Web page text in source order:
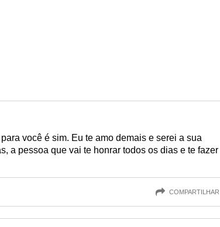
você é sim. Eu te amo demais e serei a sua
a pessoa que vai te honrar todos os dias e te fazer
COMPARTILHAR